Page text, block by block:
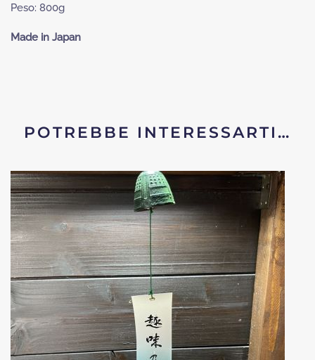
Peso: 800g
Made in Japan
POTREBBE INTERESSARTI…